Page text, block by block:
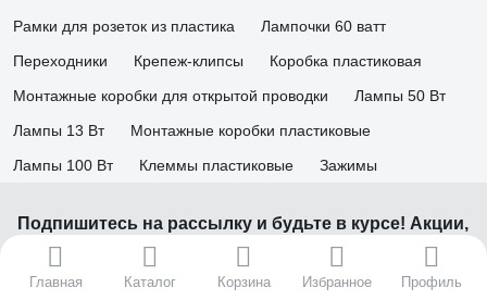
Главная Каталог Корзина Избранное Профиль
Рамки для розеток из пластика
Лампочки 60 ватт
Переходники
Крепеж-клипсы
Коробка пластиковая
Монтажные коробки для открытой проводки
Лампы 50 Вт
Лампы 13 Вт
Монтажные коробки пластиковые
Лампы 100 Вт
Клеммы пластиковые Зажимы
Подпишитесь на рассылку и будьте в курсе! Акции,
скидки, распродажи ждут!